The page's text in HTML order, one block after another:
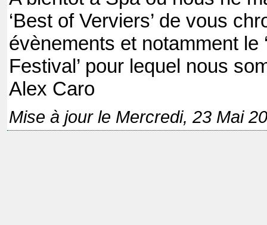
‘Best of Verviers’ de vous
évènements et notamment le
Festival’ pour lequel nous
Alex Caro
Mise à jour le Mercredi, 23 Mai